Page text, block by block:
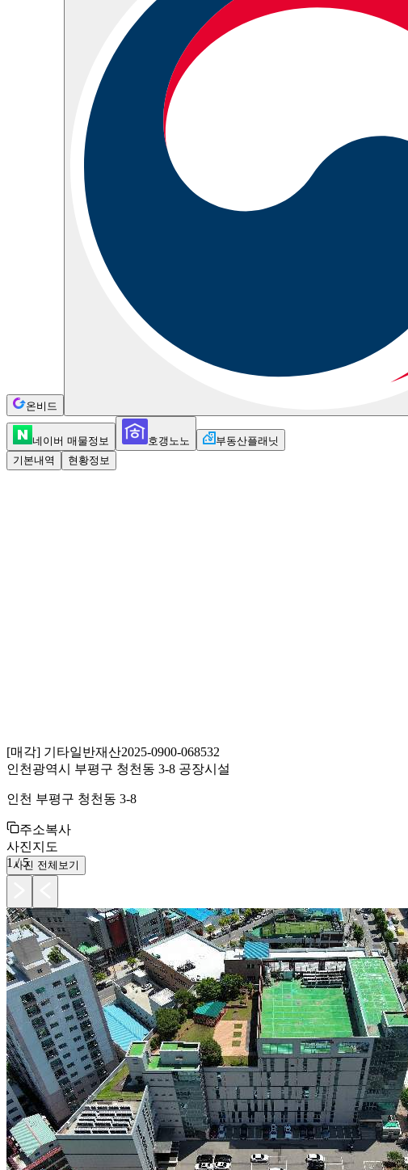
온비드
네이버 매물정보 호갱노노
부동산플래닛
기본내역
현황정보
[매각] 기타일반재산2025-0900-068532
인천광역시 부평구 청천동 3-8 공장시설
인천 부평구 청천동 3-8
주소복사
사진지도
1 /5
사진 전체보기